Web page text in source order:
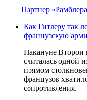
Партнер
Как Гитлеру так
французскую
Накануне
считалась одной
прямом
французов
сопротивления.